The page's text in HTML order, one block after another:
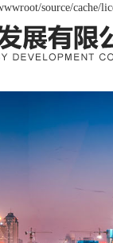
source/cache/